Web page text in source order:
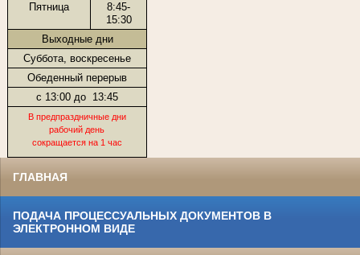
Пятница
8:45-
15:30
Выходные дни
Суббота, воскресенье
Обеденный перерыв
с 13:00 до 13:45
В предпраздничные дни
рабочий день
сокращается на 1 час
ГЛАВНАЯ
ПОДАЧА ПРОЦЕССУАЛЬНЫХ ДОКУМЕНТОВ В
ЭЛЕКТРОННОМ ВИДЕ